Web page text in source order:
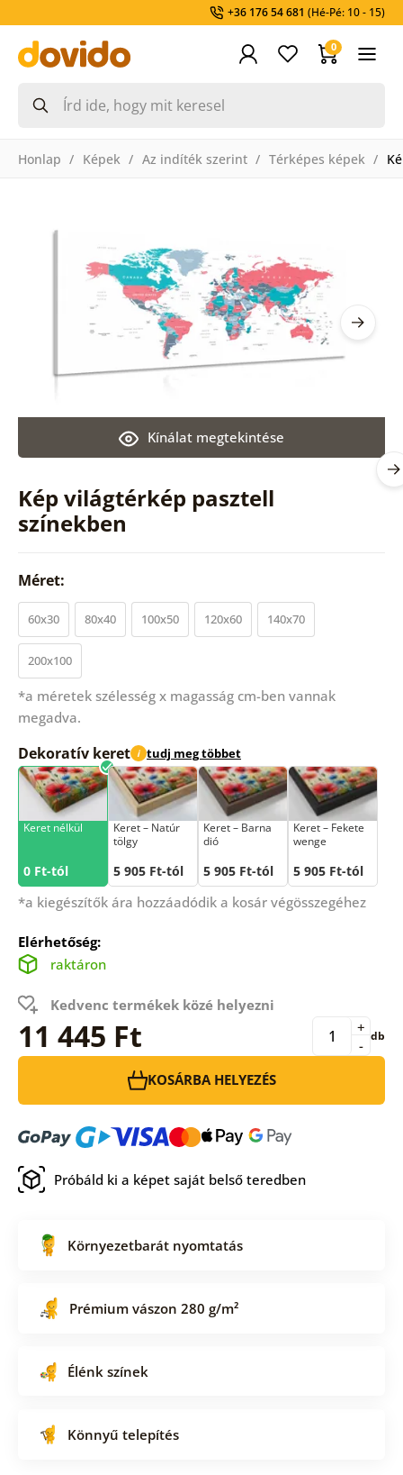
+36 176 54 681 (Hé-Pé: 10 - 15)
0
Honlap Képek Az indíték szerint Térképes képek
Kép világtérkép pasztell
színekben
Kínálat megtekintése
Méret:
60x30 80x40 100x50 120x60 140x70
200x100
*a méretek szélesség x magasság cm-ben vannak
megadva.
Dekoratív keret i tudj meg többet
Keret nélkül
0 Ft-tól
Keret – Natúr
tölgy
5 905 Ft-tól
Keret – Barna
dió
5 905 Ft-tól
Keret – Fekete
wenge
5 905 Ft-tól
*a kiegészítők ára hozzáadódik a kosár végösszegéhez
Elérhetőség:
raktáron
Kedvenc termékek közé helyezni
11 445 Ft -
+ db
KOSÁRBA HELYEZÉS
Próbáld ki a képet saját belső teredben
Környezetbarát nyomtatás
Prémium vászon 280 g/m²
Élénk színek
Könnyű telepítés